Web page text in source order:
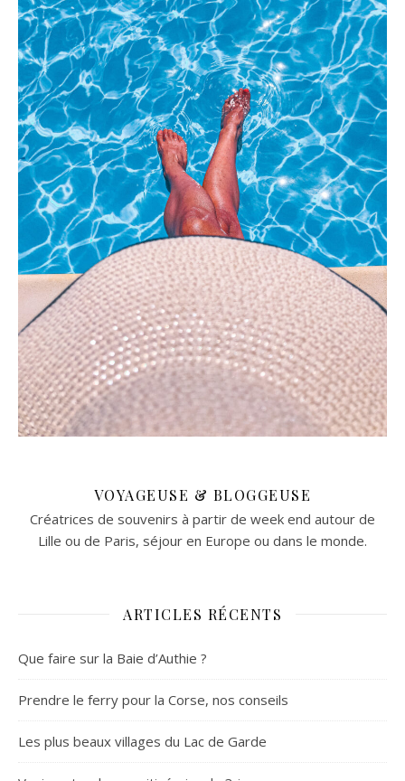
VOYAGEUSE & BLOGGEUSE
Créatrices de souvenirs à partir de week end autour de
Lille ou de Paris, séjour en Europe ou dans le monde.
ARTICLES RÉCENTS
Que faire sur la Baie d’Authie ?
Prendre le ferry pour la Corse, nos conseils
Les plus beaux villages du Lac de Garde